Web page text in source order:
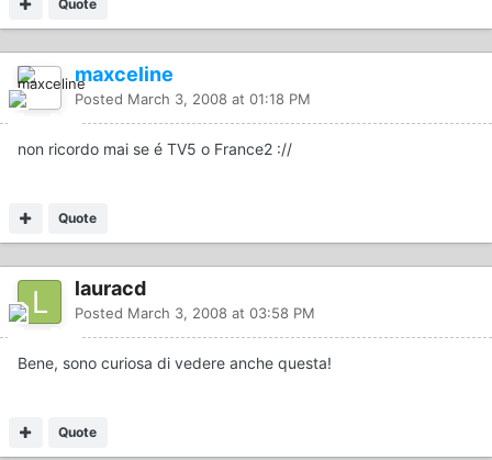
Quote
maxceline
Posted March 3, 2008 at 01:18 PM
non ricordo mai se é TV5 o France2 ://
Quote
lauracd
Posted March 3, 2008 at 03:58 PM
Bene, sono curiosa di vedere anche questa!
Quote